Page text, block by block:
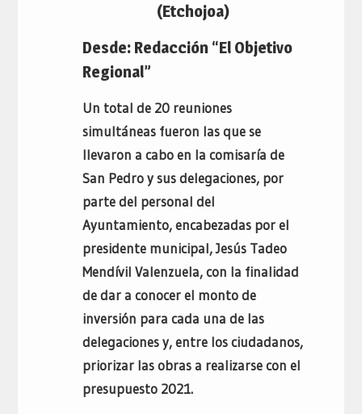
(Etchojoa)
Desde: Redacción “El Objetivo
Regional”
Un total de 20 reuniones
simultáneas fueron las que se
llevaron a cabo en la comisaría de
San Pedro y sus delegaciones, por
parte del personal del
Ayuntamiento, encabezadas por el
presidente municipal, Jesús Tadeo
Mendívil Valenzuela, con la finalidad
de dar a conocer el monto de
inversión para cada una de las
delegaciones y, entre los ciudadanos,
priorizar las obras a realizarse con el
presupuesto 2021.